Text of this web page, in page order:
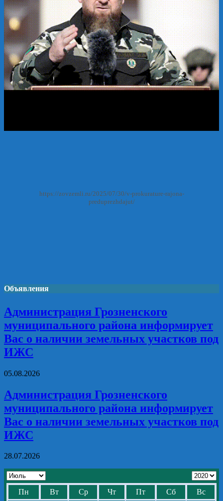
https://zovzemli.ru/2025/07/30/v-prokurature-rajona-
preduprezhdajut/
Объявления
Администрация Грозненского
муниципального района информирует
Вас о наличии земельных участков под
ИЖС
05.08.2026
Администрация Грозненского
муниципального района информирует
Вас о наличии земельных участков под
ИЖС
28.07.2026
Пн Вт Ср Чт Пт Сб
Вс